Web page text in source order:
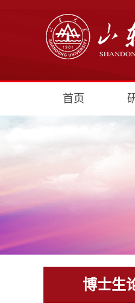
首页
博士生